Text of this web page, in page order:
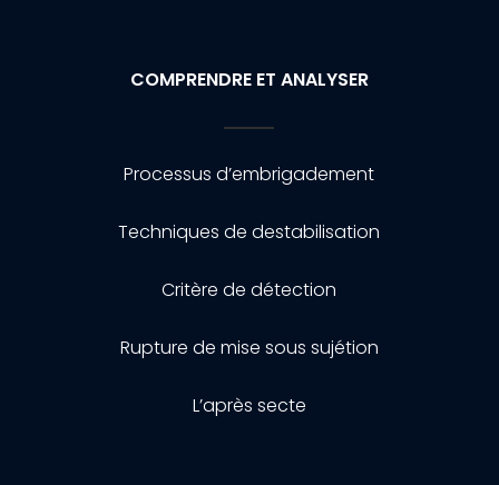
COMPRENDRE ET ANALYSER
Processus d’embrigadement
Techniques de destabilisation
Critère de détection
Rupture de mise sous sujétion
L’après secte